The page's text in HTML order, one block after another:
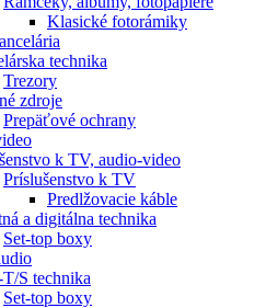
Klasické fotorámiky
technika
Trezory
zdroje
Prepäťové ochrany
k TV, audio-video
Príslušenstvo k TV
Predlžovacie káble
a digitálna technika
Set-top boxy
S technika
Set-top boxy